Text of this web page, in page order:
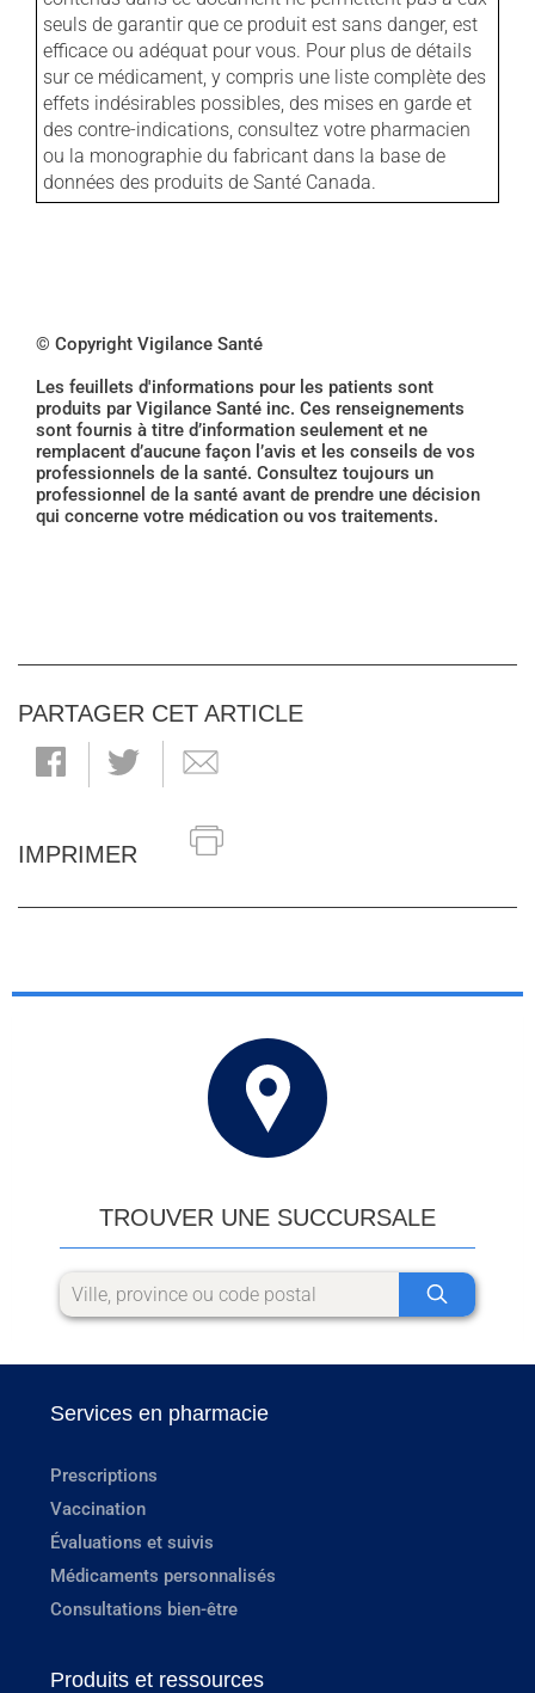
seuls de garantir que ce produit est sans danger, est
efficace ou adéquat pour vous. Pour plus de détails
sur ce médicament, y compris une liste complète des
effets indésirables possibles, des mises en garde et
des contre-indications, consultez votre pharmacien
ou la monographie du fabricant dans la base de
données des produits de Santé Canada.
© Copyright Vigilance Santé
Les feuillets d'informations pour les patients sont
produits par Vigilance Santé inc. Ces renseignements
sont fournis à titre d’information seulement et ne
remplacent d’aucune façon l’avis et les conseils de vos
professionnels de la santé. Consultez toujours un
professionnel de la santé avant de prendre une décision
qui concerne votre médication ou vos traitements.
PARTAGER CET ARTICLE
IMPRIMER
TROUVER UNE SUCCURSALE
Services en pharmacie
Prescriptions
Vaccination
Évaluations et suivis
Médicaments personnalisés
Consultations bien-être
Produits et ressources